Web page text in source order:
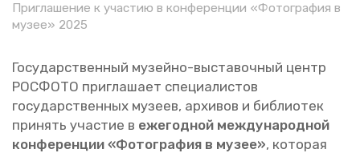
Приглашение к участию в конференции «Фотография в
музее» 2025
Го­су­дар­ствен­ный му­зей­но-вы­ста­воч­ный центр
РОС­ФО­ТО при­гла­ша­ет спе­ци­а­ли­стов
го­су­дар­ствен­ных му­зеев, ар­хи­вов и биб­лио­тек
при­нять уча­стие в еже­год­ной меж­ду­на­род­ной
кон­фе­рен­ции «Фо­то­гра­фия в музее», ко­то­рая